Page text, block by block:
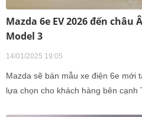
Mazda 6e EV 2026 đến châu
Model 3
14/01/2025 19:05
Mazda sẽ bán mẫu xe điện 6e mới
lựa chọn cho khách hàng bên cạnh